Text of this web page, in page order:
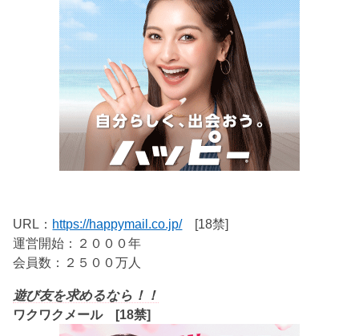
URL： https://happymail.co.jp/[18禁]
運営開始：２０００年
会員数：２５００万人
遊び友を求めるなら！！
ワクワクメール [18禁]